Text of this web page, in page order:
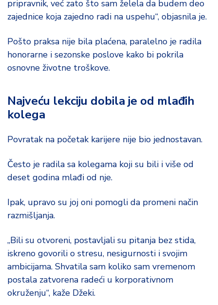
pripravnik, već zato što sam želela da budem deo
zajednice koja zajedno radi na uspehu“, objasnila je.
Pošto praksa nije bila plaćena, paralelno je radila
honorarne i sezonske poslove kako bi pokrila
osnovne životne troškove.
Najveću lekciju dobila je od mlađih
kolega
Povratak na početak karijere nije bio jednostavan.
Često je radila sa kolegama koji su bili i više od
deset godina mlađi od nje.
Ipak, upravo su joj oni pomogli da promeni način
razmišljanja.
„Bili su otvoreni, postavljali su pitanja bez stida,
iskreno govorili o stresu, nesigurnosti i svojim
ambicijama. Shvatila sam koliko sam vremenom
postala zatvorena radeći u korporativnom
okruženju“, kaže Džeki.